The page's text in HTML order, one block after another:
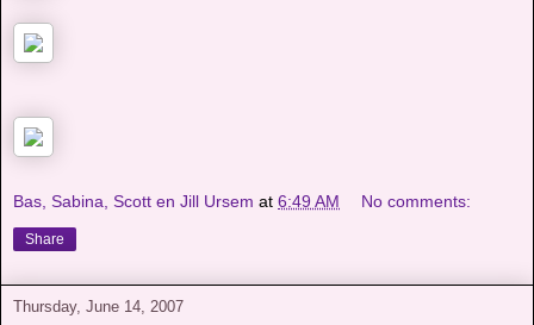
Bas, Sabina, Scott en Jill Ursem at 6:49 AM No comments:
Share
Thursday, June 14, 2007